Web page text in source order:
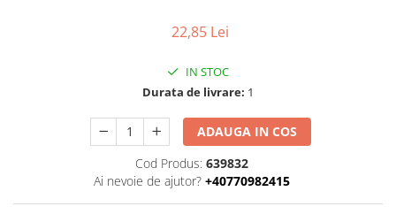
Sare si mixuri de sare
Dulceata si creme bio
Compoturi bio
22,85 Lei
IN STOC
Durata de livrare: 1
ADAUGA IN COS
Cod Produs: 639832
Ai nevoie de ajutor? +40770982415